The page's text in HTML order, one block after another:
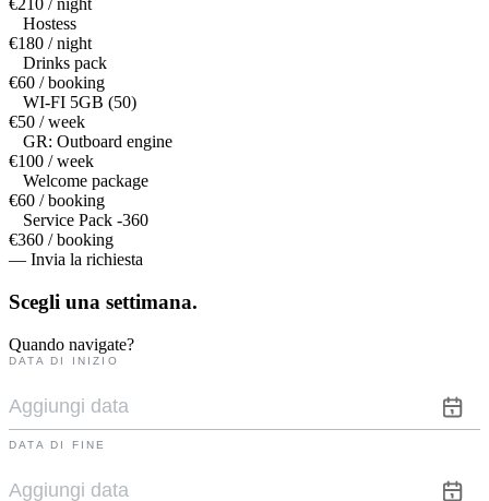
€210 / night
Hostess
€180 / night
Drinks pack
€60 / booking
WI-FI 5GB (50)
€50 / week
GR: Outboard engine
€100 / week
Welcome package
€60 / booking
Service Pack -360
€360 / booking
— Invia la richiesta
Scegli una settimana.
Quando navigate?
DATA DI INIZIO
DATA DI FINE